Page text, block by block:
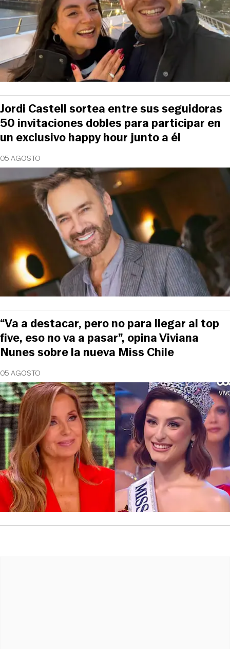
05 AGOSTO
Jordi Castell sortea entre sus seguidoras
50 invitaciones dobles para participar en
un exclusivo happy hour junto a él
05 AGOSTO
“Va a destacar, pero no para llegar al top
five, eso no va a pasar”, opina Viviana
Nunes sobre la nueva Miss Chile